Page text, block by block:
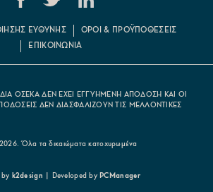
ΕΥΘΥΝΗΣ
ΟΡΟΙ & ΠΡΟΫΠΟΘΕΣΕΙΣ
ΕΠΙΚΟΙΝΩΝΙΑ
ΟΣΕΚΑ ΔΕΝ ΕΧΕΙ ΕΓΓΥΗΜΕΝΗ ΑΠΟΔΟΣΗ ΚΑΙ ΟΙ
ΔΕΝ ΔΙΑΣΦΑΛΙΖΟΥΝ ΤΙΣ ΜΕΛΛΟΝΤΙΚΕΣ
Όλα τα δικαιώματα κατοχυρωμένα
by k2design Developed by PCManager